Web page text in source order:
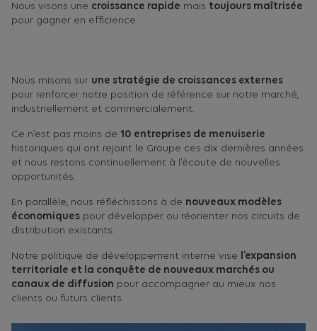
Nous visons une croissance rapide mais toujours maîtrisée
pour gagner en efficience.
Nous misons sur une stratégie de croissances externes
pour renforcer notre position de référence sur notre marché,
industriellement et commercialement.
Ce n’est pas moins de 10 entreprises de menuiserie
historiques qui ont rejoint le Groupe ces dix dernières années
et nous restons continuellement à l’écoute de nouvelles
opportunités.
En parallèle, nous réfléchissons à de nouveaux modèles
économiques pour développer ou réorienter nos circuits de
distribution existants.
Notre politique de développement interne vise l’expansion
territoriale et la conquête de nouveaux marchés ou
canaux de diffusion pour accompagner au mieux nos
clients ou futurs clients.